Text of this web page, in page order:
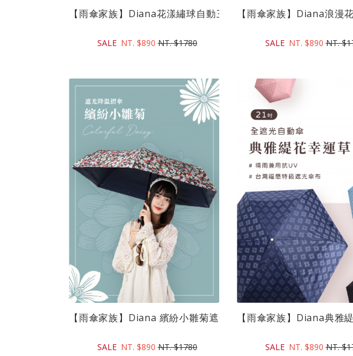
【雨傘家族】Diana花漾繡球自動三折傘(奶霜米/星空藍)｜...
SALE NT. $890NT. $1780
【雨傘家族】Diana浪漫
SALE NT. $890NT.
【雨傘家族】Diana 繽紛小雛菊遮光降溫自動傘(21吋)｜...
SALE NT. $890NT. $1780
【雨傘家族】Diana典雅
SALE NT. $890NT.